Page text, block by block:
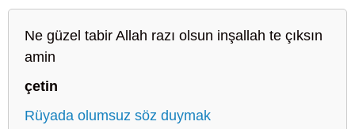
Ne güzel tabir Allah razı olsun inşallah te çıksın
amin
çetin
Rüyada olumsuz söz duymak